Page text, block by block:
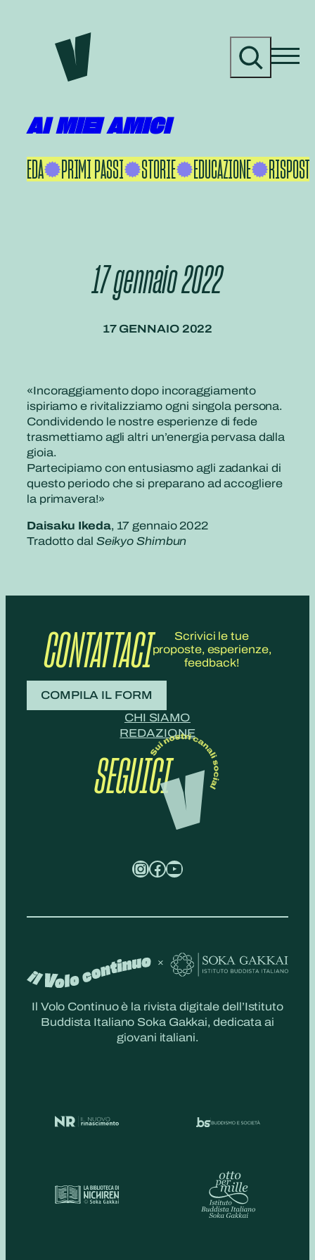
contenuto
r
AI MIEI AMICI
IKEDA PRIMI PASSI STORIE EDUCAZIONE
17 gennaio 2022
17 GENNAIO 2022
«Incoraggiamento dopo incoraggiamento
ispiriamo e rivitalizziamo ogni singola persona.
Condividendo le nostre esperienze di fede
trasmettiamo agli altri un’energia pervasa dalla
gioia.
Partecipiamo con entusiasmo agli zadankai di
questo periodo che si preparano ad accogliere
la primavera!»
Daisaku Ikeda, 17 gennaio 2022
Tradotto dal Seikyo Shimbun
CONTATTACI
Scrivici le tue
proposte, esperienze,
feedback!
COMPILA IL FORM
CHI SIAMO
REDAZIONE
SEGUICI
InstagramFacebook YouTube
Il Volo Continuo è la rivista digitale dell’Istituto
Buddista Italiano Soka Gakkai, dedicata ai
giovani italiani.